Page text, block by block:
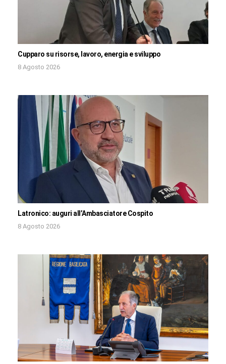
Cupparo su risorse, lavoro, energia e sviluppo
8 Agosto 2026
Latronico: auguri all’Ambasciatore Cospito
8 Agosto 2026